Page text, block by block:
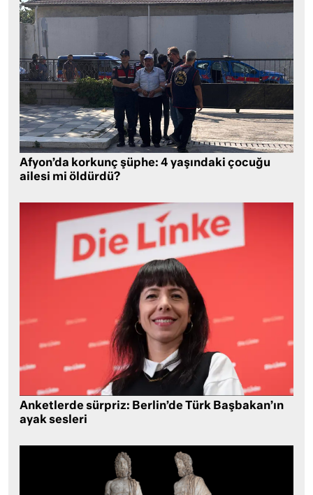
Afyon’da korkunç şüphe: 4 yaşındaki çocuğu
ailesi mi öldürdü?
Anketlerde sürpriz: Berlin’de Türk Başbakan’ın
ayak sesleri